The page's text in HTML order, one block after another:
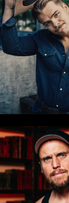
Fredag 3.juli.
Les mer